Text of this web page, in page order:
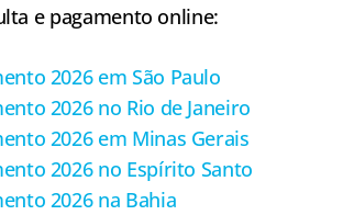
e pagamento online:
2026 em São Paulo
2026 no Rio de Janeiro
2026 em Minas Gerais
2026 no Espírito Santo
2026 na Bahia